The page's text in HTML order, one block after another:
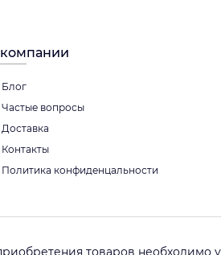
Блог
Частые вопросы
Доставка
Контакты
Политика конфиденцальности